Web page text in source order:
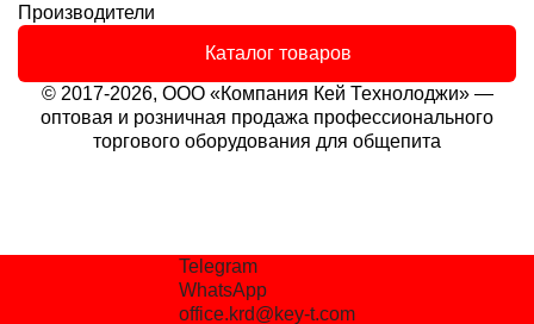
Производители
Каталог товаров
© 2017-2026, ООО «Компания Кей Технолоджи» —
оптовая и розничная продажа профессионального
торгового оборудования для общепита
Telegram
WhatsApp
office.krd@key-t.com